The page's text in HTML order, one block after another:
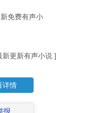
免费有声小
更新有声小说 ]
详情
报